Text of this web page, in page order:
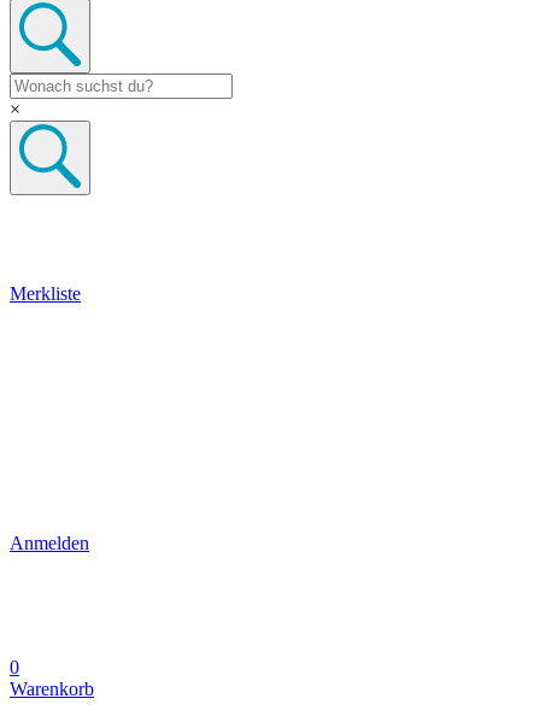
×
Merkliste
Anmelden
0
Warenkorb